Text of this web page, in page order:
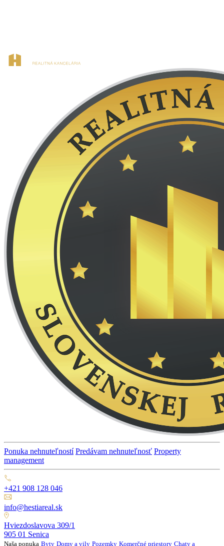
Ponuka nehnuteľností Predávam nehnuteľnosť Property
management
+421 908 128 046
info@hestiareal.sk
Hviezdoslavova 309/1
905 01 Senica
Naša ponuka Byty Domy a vily Pozemky Komerčné priestory Chaty a